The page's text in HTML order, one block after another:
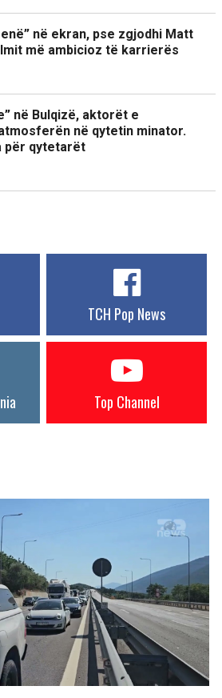
në ekran, pse zgjodhi Matt
më ambicioz të karrierës
në Bulqizë, aktorët e
në qytetin minator.
për qytetarët
TCH Pop News
Top Channel